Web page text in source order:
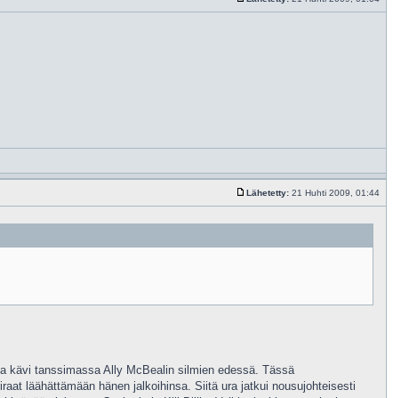
Lähetetty: 21 Huhti 2009, 01:44
kävi tanssimassa Ally McBealin silmien edessä. Tässä
läähättämään hänen jalkoihinsa. Siitä ura jatkui nousujohteisesti